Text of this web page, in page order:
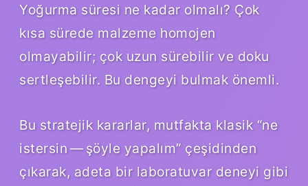
Yoğurma süresi ne kadar olmalı? Çok
kısa sürede malzeme homojen
olmayabilir; çok uzun sürebilir ve doku
sertleşebilir. Bu dengeyi bulmak önemli.
Bu stratejik kararlar, mutfakta klasik “ne
istersin — şöyle yapalım” çeşidinden
çıkarak, adeta bir laboratuvar deneyi gibi